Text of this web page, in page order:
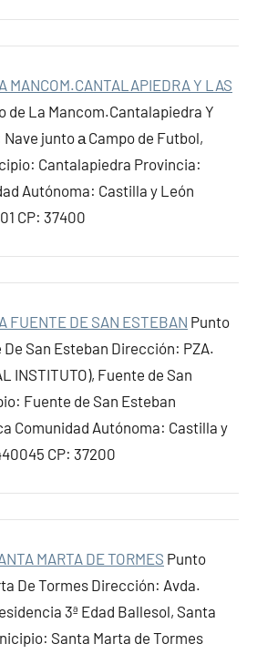
MANCOM.CANTALAPIEDRA Y LAS
de La Mancom.Cantalapiedra Y
junto а Campo de Futbol,
Cantalapiedra Provincia:
Autónoma: Castilla y León
CP: 37400
FUENTE DE SAN ESTEBAN Punto
San Esteban Dirección: PZA.
INSTITUTO), Fuente de San
Fuente de San Esteban
Comunidad Autónoma: Castilla y
CP: 37200
MARTA DE TORMES Punto
De Tormes Dirección: Avda.
3ª Edad Ballesol, Santa
Santa Marta de Tormes